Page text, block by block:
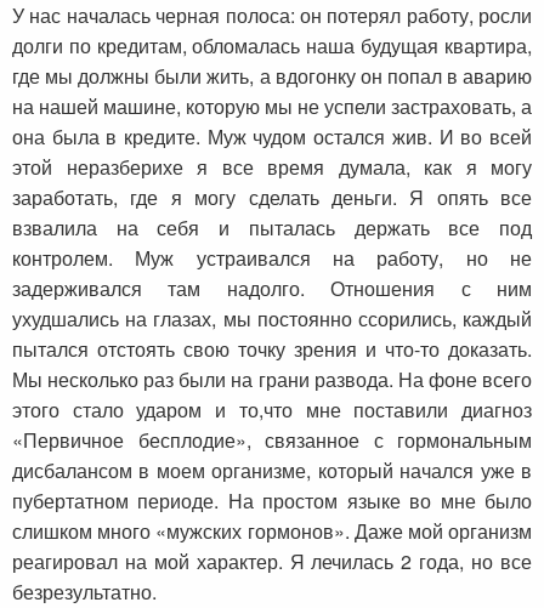
У нас началась черная полоса: он потерял работу, росли
долги по кредитам, обломалась наша будущая квартира,
где мы должны были жить, а вдогонку он попал в аварию
на нашей машине, которую мы не успели застраховать, а
она была в кредите. Муж чудом остался жив. И во всей
этой неразберихе я все время думала, как я могу
заработать, где я могу сделать деньги. Я опять все
взвалила на себя и пыталась держать все под
контролем. Муж устраивался на работу, но не
задерживался там надолго. Отношения с ним
ухудшались на глазах, мы постоянно ссорились, каждый
пытался отстоять свою точку зрения и что-то доказать.
Мы несколько раз были на грани развода. На фоне всего
этого стало ударом и то,что мне поставили диагноз
«Первичное бесплодие», связанное с гормональным
дисбалансом в моем организме, который начался уже в
пубертатном периоде. На простом языке во мне было
слишком много «мужских гормонов». Даже мой организм
реагировал на мой характер. Я лечилась 2 года, но все
безрезультатно.